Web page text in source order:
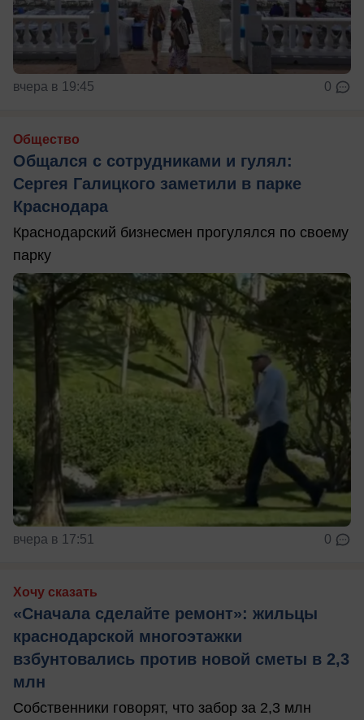
вчера в 19:45 0
Общество
Общался с сотрудниками и гулял:
Сергея Галицкого заметили в парке
Краснодара
Краснодарский бизнесмен прогулялся по своему
парку
вчера в 17:51 0
Хочу сказать
«Сначала сделайте ремонт»: жильцы
краснодарской многоэтажки
взбунтовались против новой сметы в 2,3
млн
Собственники говорят, что забор за 2,3 млн